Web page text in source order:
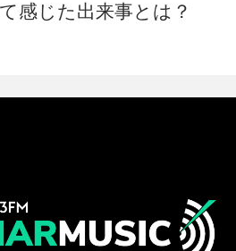
感じた出来事とは？